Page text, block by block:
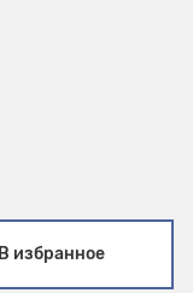
В избранное